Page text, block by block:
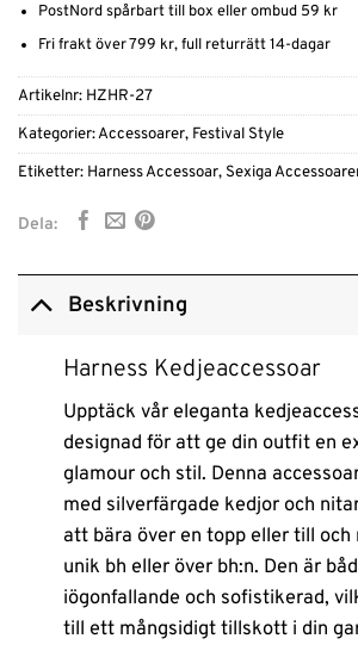
PostNord spårbart till box eller ombud 59 kr
Fri frakt över 799 kr, full returrätt 14-dagar
Artikelnr: HZHR-27
Kategorier:Accessoarer, Festival Style
Etiketter: Harness Accessoar, Sexiga
Dela:
Beskrivning
Harness Kedjeaccessoar
Upptäck vår eleganta
designad för att ge din outfit en
glamour och stil. Denna
med silverfärgade kedjor och
att bära över en topp eller till och
unik bh eller över bh:n. Den är
iögonfallande och sofistikerad,
till ett mångsidigt tillskott i din